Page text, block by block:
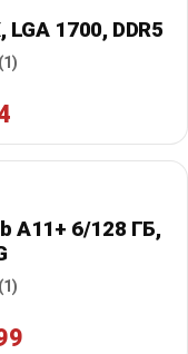
1700, DDR5
(1)
A11+ 6/128 ГБ,
(1)